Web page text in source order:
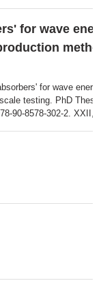
for wave
for wave
testing. PhD
90-8578-302-2. XXII,